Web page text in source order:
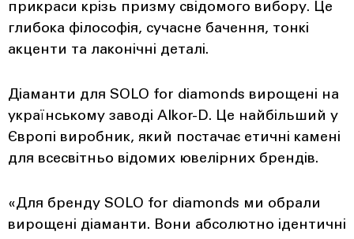
прикраси крізь призму свідомого вибору. Це
глибока філософія, сучасне бачення, тонкі
акценти та лаконічні деталі.
Діаманти для SOLO for diamonds вирощені на
українському заводі Alkor-D. Це найбільший у
Європі виробник, який постачає етичні камені
для всесвітньо відомих ювелірних брендів.
«Для бренду SOLO for diamonds ми обрали
вирощені діаманти. Вони абсолютно ідентичні